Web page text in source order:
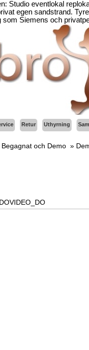
Studio eventlokal
egen sandstrand.
Siemens och
Retur Uthyrning
Begagnat och Demo »